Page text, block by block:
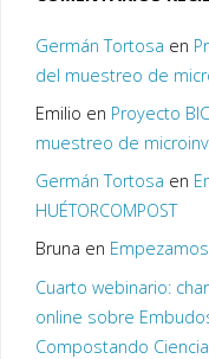
Germán Tortosa en
del muestreo de
Emilio en Proyecto
muestreo de
Germán Tortosa en
HUÉTORCOMPOST
Bruna en
Cuarto webinario:
online sobre
Compostando Ciencia